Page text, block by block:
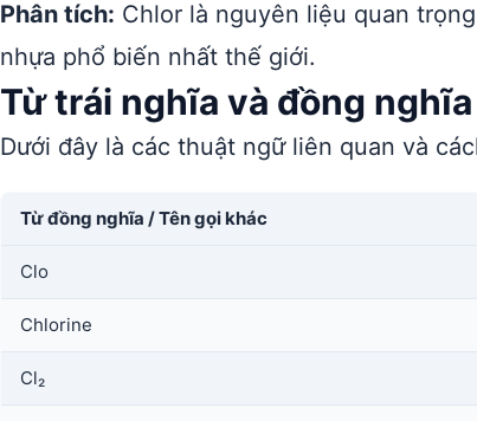
Phân tích: Chlor là nguyên liệu quan
nhựa phổ biến nhất thế giới.
Từ trái nghĩa và đồng
Dưới đây là các thuật ngữ liên quan và
Từ đồng nghĩa / Tên gọi khác
Clo
Chlorine
Cl₂